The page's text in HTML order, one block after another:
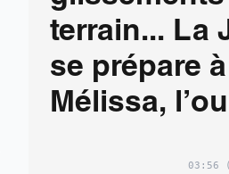
terrain... La
se prépare
Mélissa,
03:56